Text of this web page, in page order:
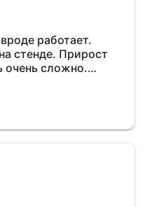
работает.
стенде. Прирост
очень сложно.
и посмотрю, что